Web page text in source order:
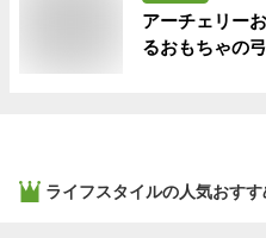
アーチェリー
るおもちゃの
ライフスタイルの人気おす